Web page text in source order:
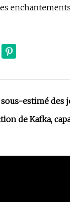
estimé des
de Kafka,